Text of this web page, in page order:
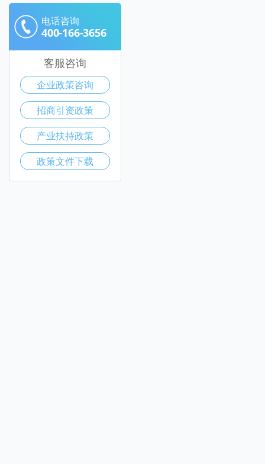
电话咨询
400-166-3656
客服咨询
企业政策咨询
招商引资政策
产业扶持政策
政策文件下载